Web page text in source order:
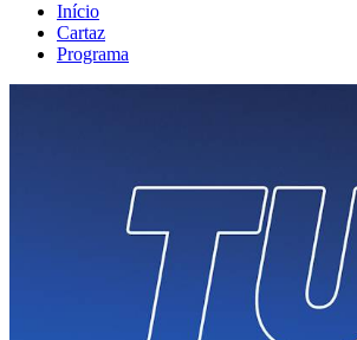
Início
Cartaz
Programa